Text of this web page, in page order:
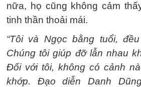
nữa, họ cũng không cảm
tinh thần thoải mái.
“Tôi và Ngọc bằng tuổi,
Chúng tôi giúp đỡ lẫn nhau
Đối với tôi, không có cảnh
khớp. Đạo diễn Danh